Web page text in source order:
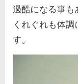
過酷になる事も
くれぐれも体
す。